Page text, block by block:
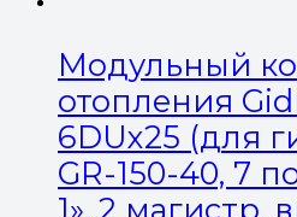
Модульный
отопления
6DUx25 (для
GR-150-40, 7
1», 2 магистр.